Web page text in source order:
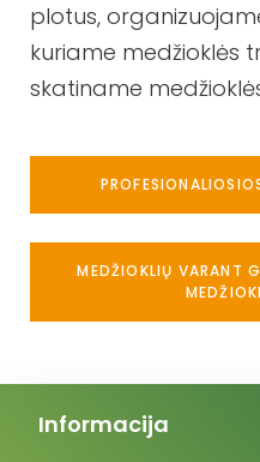
plotus,
kuriame medžioklės
skatiname
MEDŽIOKLIŲ VARANT
Informacija